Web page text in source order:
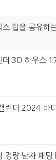
팁을 공유하
더 3D 하우스
린더 2024
경량 남자 패